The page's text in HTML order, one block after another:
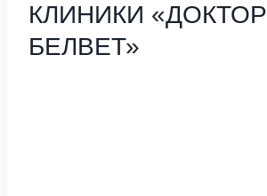
КЛИНИКИ «ДОКТОР
БЕЛВЕТ»